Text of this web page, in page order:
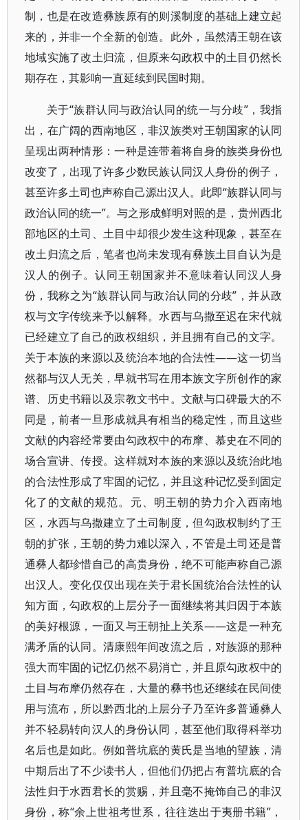
制，也是在改造彝族原有的则溪制度的基础上建立起
来的，并非一个全新的创造。此外，虽然清王朝在该
地域实施了改土归流，但原来勾政权中的土目仍然长
期存在，其影响一直延续到民国时期。
关于“族群认同与政治认同的统一与分歧”，我指
出，在广阔的西南地区，非汉族类对王朝国家的认同
呈现出两种情形：一种是连带着将自身的族类身份也
改变了，出现了许多少数民族认同汉人身份的例子，
甚至许多土司也声称自己源出汉人。此即“族群认同与
政治认同的统一”。与之形成鲜明对照的是，贵州西北
部地区的土司、土目中却很少发生这种现象，甚至在
改土归流之后，笔者也尚未发现有彝族土目自认为是
汉人的例子。认同王朝国家并不意味着认同汉人身
份，我称之为“族群认同与政治认同的分歧”，并从政
权与文字传统来予以解释。水西与乌撒至迟在宋代就
已经建立了自己的政权组织，并且拥有自己的文字。
关于本族的来源以及统治本地的合法性——这一切当
然都与汉人无关，早就书写在用本族文字所创作的家
谱、历史书籍以及宗教文书中。文献与口碑最大的不
同是，前者一旦形成就具有相当的稳定性，而且这些
文献的内容经常要由勾政权中的布摩、慕史在不同的
场合宣讲、传授。这样就对本族的来源以及统治此地
的合法性形成了牢固的记忆，并且这种记忆受到固定
化了的文献的规范。元、明王朝的势力介入西南地
区，水西与乌撒建立了土司制度，但勾政权制约了王
朝的扩张，王朝的势力难以深入，不管是土司还是普
通彝人都珍惜自己的高贵身份，绝不可能声称自己源
出汉人。变化仅仅出现在关于君长国统治合法性的认
知方面，勾政权的上层分子一面继续将其归因于本族
的美好根源，一面又与王朝扯上关系——这是一种充
满矛盾的认同。清康熙年间改流之后，对族源的那种
强大而牢固的记忆仍然不易消亡，并且原勾政权中的
土目与布摩仍然存在，大量的彝书也还继续在民间使
用与流布，所以黔西北的上层分子乃至许多普通彝人
并不轻易转向汉人的身份认同，甚至他们取得科举功
名后也是如此。例如普坑底的黄氏是当地的望族，清
中期后出了不少读书人，但他们仍把占有普坑底的合
法性归于水西君长的赏赐，并且毫不掩饰自己的非汉
身份，称“余上世祖考世系，往往迭出于夷册书籍”，